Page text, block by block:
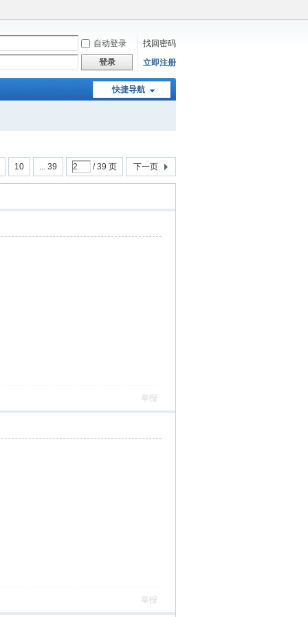
自动登录
找回密码
登录
立即注册
快捷导航
10 ... 39 / 39 页 下一页
举报
举报